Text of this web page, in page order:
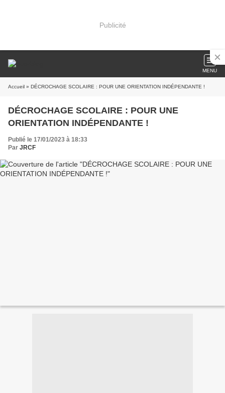
Publicité
MENU
Accueil » DÉCROCHAGE SCOLAIRE : POUR UNE ORIENTATION INDÉPENDANTE !
DÉCROCHAGE SCOLAIRE : POUR UNE
ORIENTATION INDÉPENDANTE !
Publié le 17/01/2023 à 18:33
Par JRCF